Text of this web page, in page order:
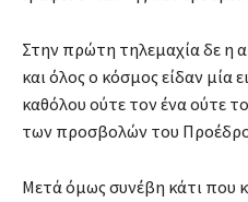
Στην πρώτη τηλεμαχία δε η
και όλος ο κόσμος είδαν μία
καθόλου ούτε τον ένα ούτε
των προσβολών του
Μετά όμως συνέβη κάτι που